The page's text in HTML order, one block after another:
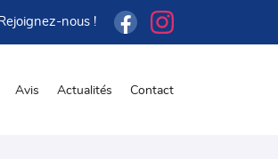
nous !
Avis Actualités Contact